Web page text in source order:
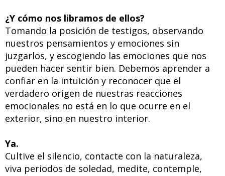
¿Y cómo nos libramos de ellos?
Tomando la posición de testigos, observando
nuestros pensamientos y emociones sin
juzgarlos, y escogiendo las emociones que nos
pueden hacer sentir bien. Debemos aprender a
confiar en la intuición y reconocer que el
verdadero origen de nuestras reacciones
emocionales no está en lo que ocurre en el
exterior, sino en nuestro interior.
Ya.
Cultive el silencio, contacte con la naturaleza,
viva periodos de soledad, medite, contemple,